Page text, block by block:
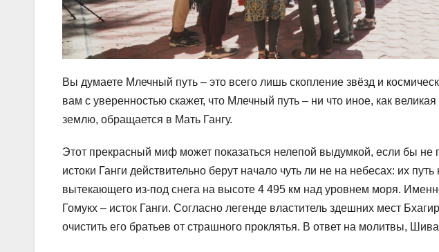
Вы думаете Млечный путь – это всего лишь скопление звёзд и
вам с уверенностью скажет, что Млечный путь – ни что иное, как
землю, обращается в Мать Гангу.
Этот прекрасный миф может показаться нелепой выдумкой, если бы не
истоки Ганги действительно берут начало чуть ли не на небесах: их
вытекающего из-под снега на высоте 4 495 км над уровнем моря.
Гомукх – исток Ганги. Согласно легенде властитель здешних мест
очистить его братьев от страшного проклятья. В ответ на молитвы,